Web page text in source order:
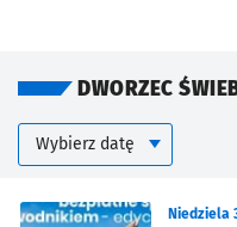
DWORZEC
Kalendarium
Wybierz datę
Niedziela